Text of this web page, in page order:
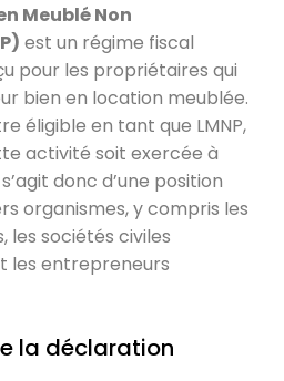
Meublé Non
est un régime fiscal
pour les propriétaires qui
bien en location meublée.
éligible en tant que LMNP,
activité soit exercée à
donc d’une position
organismes, y compris les
les sociétés civiles
les entrepreneurs
la déclaration